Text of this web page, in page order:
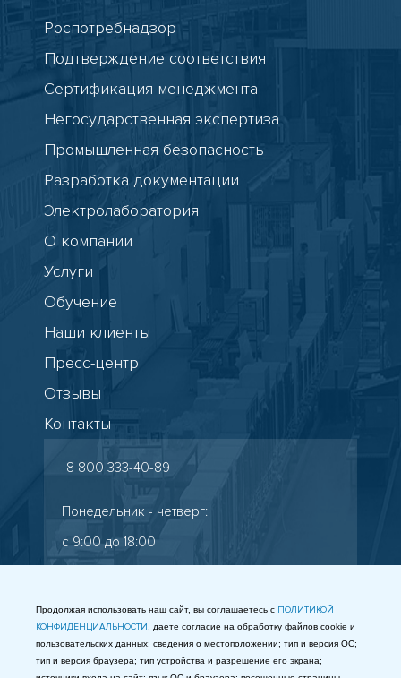
Продолжая использовать наш сайт, вы соглашаетесь с ПОЛИТИКОЙ
КОНФИДЕНЦИАЛЬНОСТИ , даете согласие на обработку файлов cookie и
пользовательских данных: сведения о местоположении; тип и версия ОС;
тип и версия браузера; тип устройства и разрешение его экрана;
О компании
Услуги
Обучение
Наши клиенты
Пресс-центр
Отзывы
Контакты
8 800 333-40-89
Понедельник - четверг:
с 9:00 до 18:00
Старокалужское шоссе, 65
info@gostest.com
Таможенный союз
Роспотребнадзор
Подтверждение соответствия
Сертификация менеджмента
Негосударственная экспертиза
Промышленная безопасность
Разработка документации
Электролаборатория